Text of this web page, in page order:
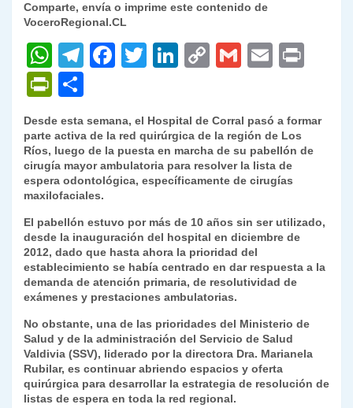
Comparte, envía o imprime este contenido de
VoceroRegional.CL
W
h
at
s
A
p
p
T
gr
a
m
F
e
b
o
k
T
er
Li
e
dI
n
C
y
Li
n
G
l
E
l
P
nt
Fr
ie
n
dl
y
m
p
ar
Desde esta semana, el Hospital de Corral pasó a formar
parte activa de la red quirúrgica de la región de Los
Ríos, luego de la puesta en marcha de su pabellón de
cirugía mayor ambulatoria para resolver la lista de
espera odontológica, específicamente de cirugías
maxilofaciales.
El pabellón estuvo por más de 10 años sin ser utilizado,
desde la inauguración del hospital en diciembre de
2012, dado que hasta ahora la prioridad del
establecimiento se había centrado en dar respuesta a la
demanda de atención primaria, de resolutividad de
exámenes y prestaciones ambulatorias.
No obstante, una de las prioridades del Ministerio de
Salud y de la administración del Servicio de Salud
Valdivia (SSV), liderado por la directora Dra. Marianela
Rubilar, es continuar abriendo espacios y oferta
quirúrgica para desarrollar la estrategia de resolución de
listas de espera en toda la red regional.